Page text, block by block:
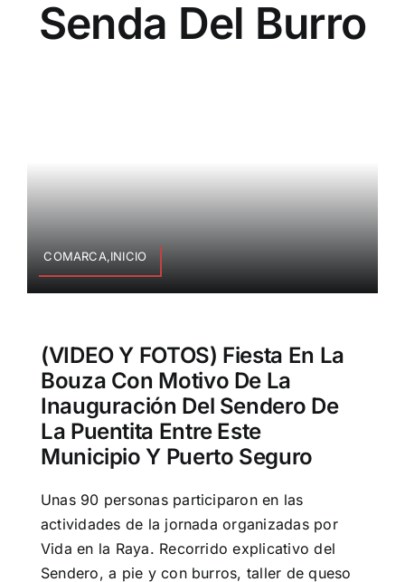
Senda Del Burro
COMARCA,INICIO
(VIDEO Y FOTOS) Fiesta En La
Bouza Con Motivo De La
Inauguración Del Sendero De
La Puentita Entre Este
Municipio Y Puerto Seguro
Unas 90 personas participaron en las
actividades de la jornada organizadas por
Vida en la Raya. Recorrido explicativo del
Sendero, a pie y con burros, taller de queso